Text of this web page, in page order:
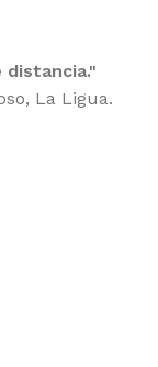
La Ligua.